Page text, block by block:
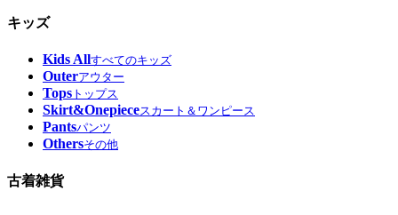
キッズ
Kids Allすべてのキッズ
Outerアウター
Tops トップス
Skirt&Onepieceスカート＆ワンピース
Pantsパンツ
Othersその他
古着雑貨